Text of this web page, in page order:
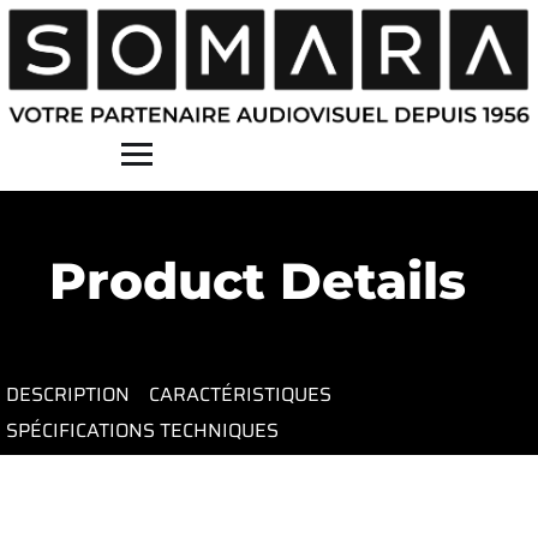
Product Details
DESCRIPTION
CARACTÉRISTIQUES
SPÉCIFICATIONS TECHNIQUES